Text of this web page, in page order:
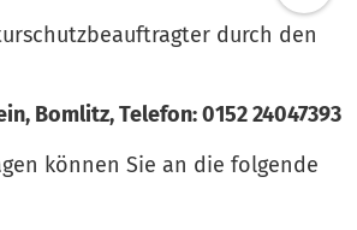
durch den
Bomlitz, Telefon: 0152 24047393
können Sie an die folgende